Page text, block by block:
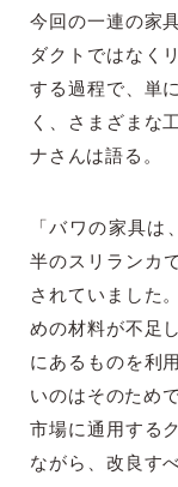
今回の一連の家
ダクトではなく
する過程で、単
く、さまざまな
ナさんは語る。
「バワの家具
半のスリランカ
されていました
めの材料が不足
にあるものを利
いのはそのため
市場に通用する
ながら、改良す